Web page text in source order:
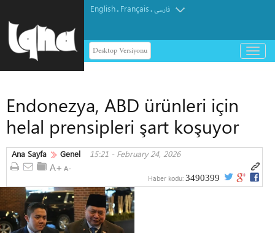
English. Français.فارسی
Desktop Versiyonu
باز
و
Endonezya, ABD ürünleri için
helal prensipleri şart koşuyor
Ana Sayfa Genel 15:21 - February 24, 2026
Haber kodu: 3490399